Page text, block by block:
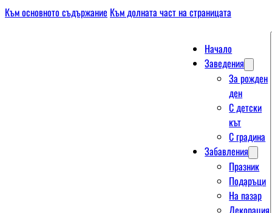
Към основното съдържание Към долната част на страницата
Начало
Заведения
За рожден
ден
С детски
кът
С градина
Забавления
Празник
Подаръци
На пазар
Декорация